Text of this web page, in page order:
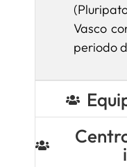
Vasco
periodo